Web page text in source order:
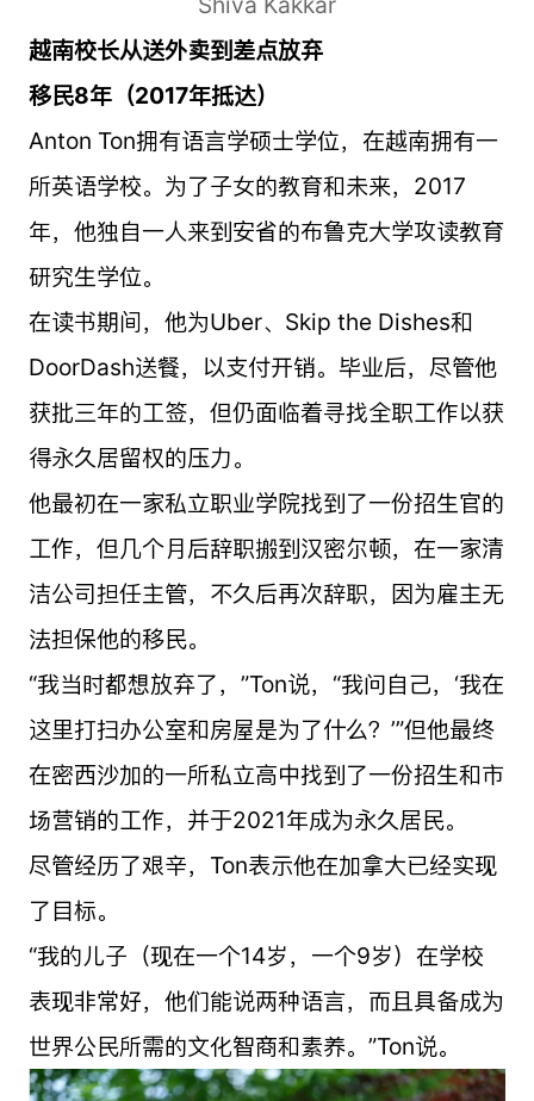
越南校长从送外卖到差点放弃
移民8年（2017年抵达）
Anton Ton拥有语言学硕士学位，在越南拥有一
所英语学校。为了子女的教育和未来，2017
年，他独自一人来到安省的布鲁克大学攻读教育
研究生学位。
在读书期间，他为Uber、Skip the Dishes和
DoorDash送餐，以支付开销。毕业后，尽管他
获批三年的工签，但仍面临着寻找全职工作以获
得永久居留权的压力。
他最初在一家私立职业学院找到了一份招生官的
工作，但几个月后辞职搬到汉密尔顿，在一家清
洁公司担任主管，不久后再次辞职，因为雇主无
法担保他的移民。
“我当时都想放弃了，”Ton说，“我问自己，‘我在
这里打扫办公室和房屋是为了什么？’”但他最终
在密西沙加的一所私立高中找到了一份招生和市
场营销的工作，并于2021年成为永久居民。
尽管经历了艰辛，Ton表示他在加拿大已经实现
了目标。
“我的儿子（现在一个14岁，一个9岁）在学校
表现非常好，他们能说两种语言，而且具备成为
世界公民所需的文化智商和素养。”Ton说。